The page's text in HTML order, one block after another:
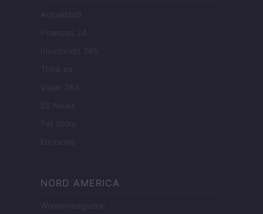
Actualidad
Finanzas 24
Investindo 365
Think.es
Viajar 365
ES Newz
Pet Story
Encocina
NORD AMERICA
Womanmagazine